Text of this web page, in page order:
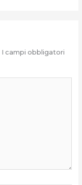
I campi obbligatori